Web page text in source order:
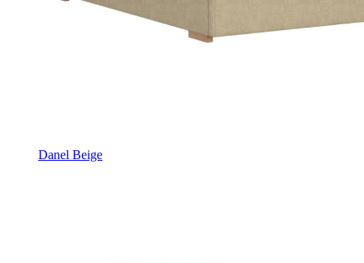
Danel Beige